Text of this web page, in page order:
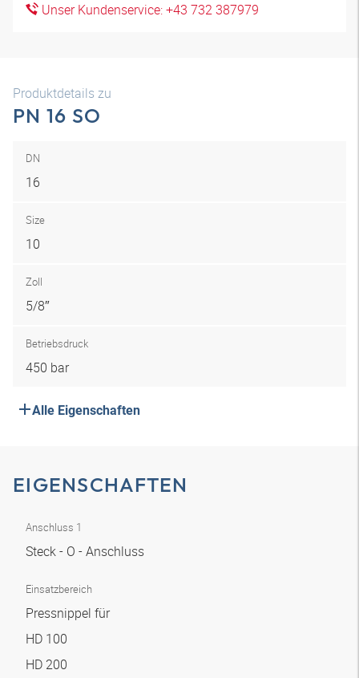
Unser Kundenservice: +43 732 387979
Produktdetails zu
PN 16 SO
DN
16
Size
10
Zoll
5/8″
Betriebsdruck
450 bar
Alle Eigenschaften
EIGENSCHAFTEN
Anschluss 1
Steck - O - Anschluss
Einsatzbereich
Pressnippel für
HD 100
HD 200